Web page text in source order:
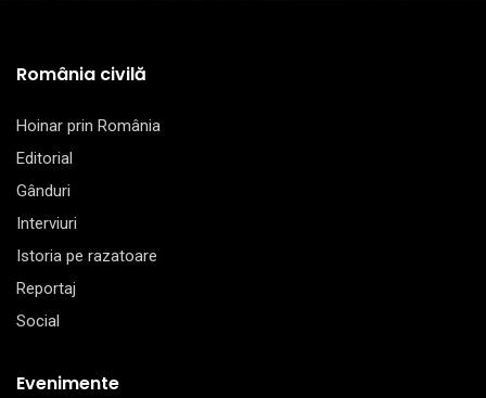
România civilă
Hoinar prin România
Editorial
Gânduri
Interviuri
Istoria pe razatoare
Reportaj
Social
Evenimente